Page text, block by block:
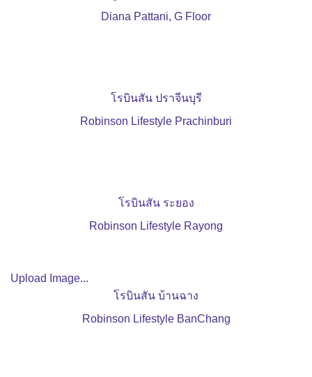
Diana Pattani, G Floor
โรบินสัน ปราจีนบุรี
Robinson Lifestyle Prachinburi
โรบินสัน ระยอง
Robinson Lifestyle Rayong
Upload Image...
โรบินสัน บ้านฉาง
Robinson Lifestyle BanChang